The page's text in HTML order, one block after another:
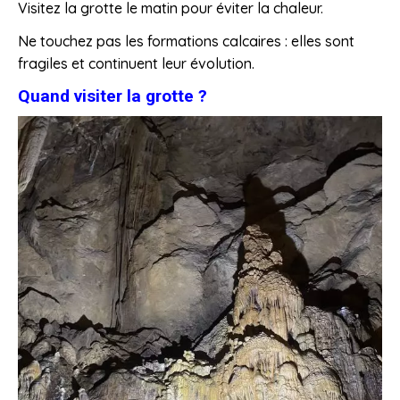
Visitez la grotte le matin pour éviter la chaleur.
Ne touchez pas les formations calcaires : elles sont
fragiles et continuent leur évolution.
Quand visiter la grotte ?